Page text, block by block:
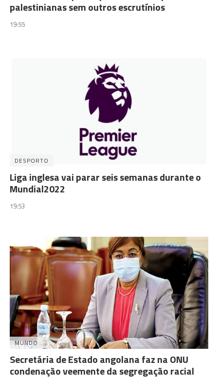
palestinianas sem outros escrutínios
19:55
DESPORTO
Liga inglesa vai parar seis semanas durante o
Mundial2022
19:53
MUNDO
Secretária de Estado angolana faz na ONU
condenação veemente da segregação racial